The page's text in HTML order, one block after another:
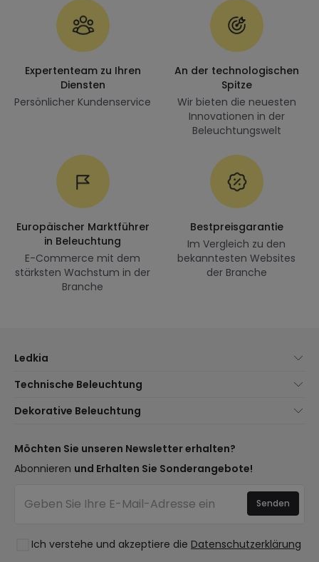
Expertenteam zu Ihren
Diensten
Persönlicher Kundenservice
An der technologischen
Spitze
Wir bieten die neuesten
Innovationen in der
Beleuchtungswelt
Europäischer Marktführer
in Beleuchtung
E-Commerce mit dem
stärksten Wachstum in der
Branche
Bestpreisgarantie
Im Vergleich zu den
bekanntesten Websites
der Branche
Ledkia
Kundenservice
Versandmethoden
Sind Sie ein Profi?
Häufig gestellte Fragen (FAQ)
Technische Beleuchtung
Marken
Beleuchtung für Unternehmen
Ausverkauf OutLED
Dekorative Beleuchtung
Trends
Premium-Dekor-Marken
Räume
Kollektionen
Möchten Sie unseren Newsletter erhalten?
Abonnieren und Erhalten Sie Sonderangebote!
Ich verstehe und akzeptiere die Datenschutzerklärung
Senden